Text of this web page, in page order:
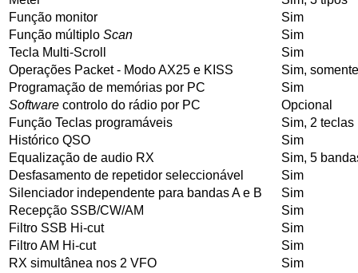
Função monitor
Sim
Função múltiplo Scan
Sim
Tecla Multi-Scroll
Sim
Operações Packet - Modo AX25 e KISS
Sim,
Programação de memórias por PC
Sim
Software controlo do rádio por PC
Opcional
Função Teclas programáveis
Sim, 2 teclas
Histórico QSO
Sim
Equalização de audio RX
Sim, 5
Desfasamento de repetidor seleccionável
Sim
Silenciador independente para bandas A e B
Sim
Recepção SSB/CW/AM
Sim
Filtro SSB Hi-cut
Sim
Filtro AM Hi-cut
Sim
RX simultânea nos 2 VFO
Sim